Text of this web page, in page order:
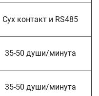
Сух контакт и RS485
35-50 души/минута
35-50 души/минута